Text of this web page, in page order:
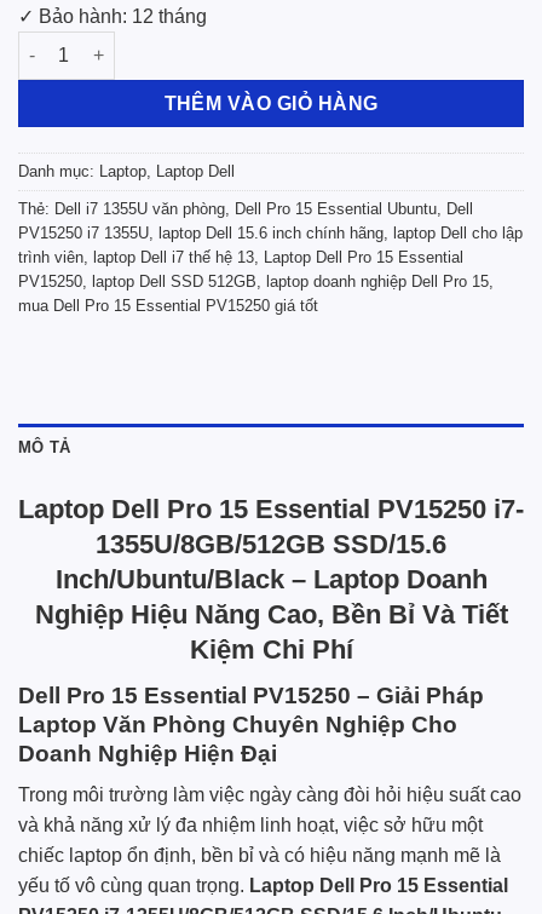
✓ Bảo hành: 12 tháng
Laptop Mới Dell Pro 15 Essential PV15250 i7-1355U/8GB/
THÊM VÀO GIỎ HÀNG
Danh mục: Laptop Laptop Dell
Thẻ: Dell i7 1355U văn phòng Dell Pro 15 Essential Ubuntu Dell
PV15250 i7 1355U laptop Dell 15.6 inch chính hãng laptop Dell cho lập
trình viên laptop Dell i7 thế hệ 13 Laptop Dell Pro 15 Essential
PV15250 laptop Dell SSD 512GB laptop doanh nghiệp Dell Pro 15
mua Dell Pro 15 Essential PV15250 giá tốt
MÔ TẢ
Laptop Dell Pro 15 Essential PV15250 i7-
1355U/8GB/512GB SSD/15.6
Inch/Ubuntu/Black – Laptop Doanh
Nghiệp Hiệu Năng Cao, Bền Bỉ Và Tiết
Kiệm Chi Phí
Dell Pro 15 Essential PV15250 – Giải Pháp
Laptop Văn Phòng Chuyên Nghiệp Cho
Doanh Nghiệp Hiện Đại
Trong môi trường làm việc ngày càng đòi hỏi hiệu suất cao
và khả năng xử lý đa nhiệm linh hoạt, việc sở hữu một
chiếc laptop ổn định, bền bỉ và có hiệu năng mạnh mẽ là
yếu tố vô cùng quan trọng. Laptop Dell Pro 15 Essential